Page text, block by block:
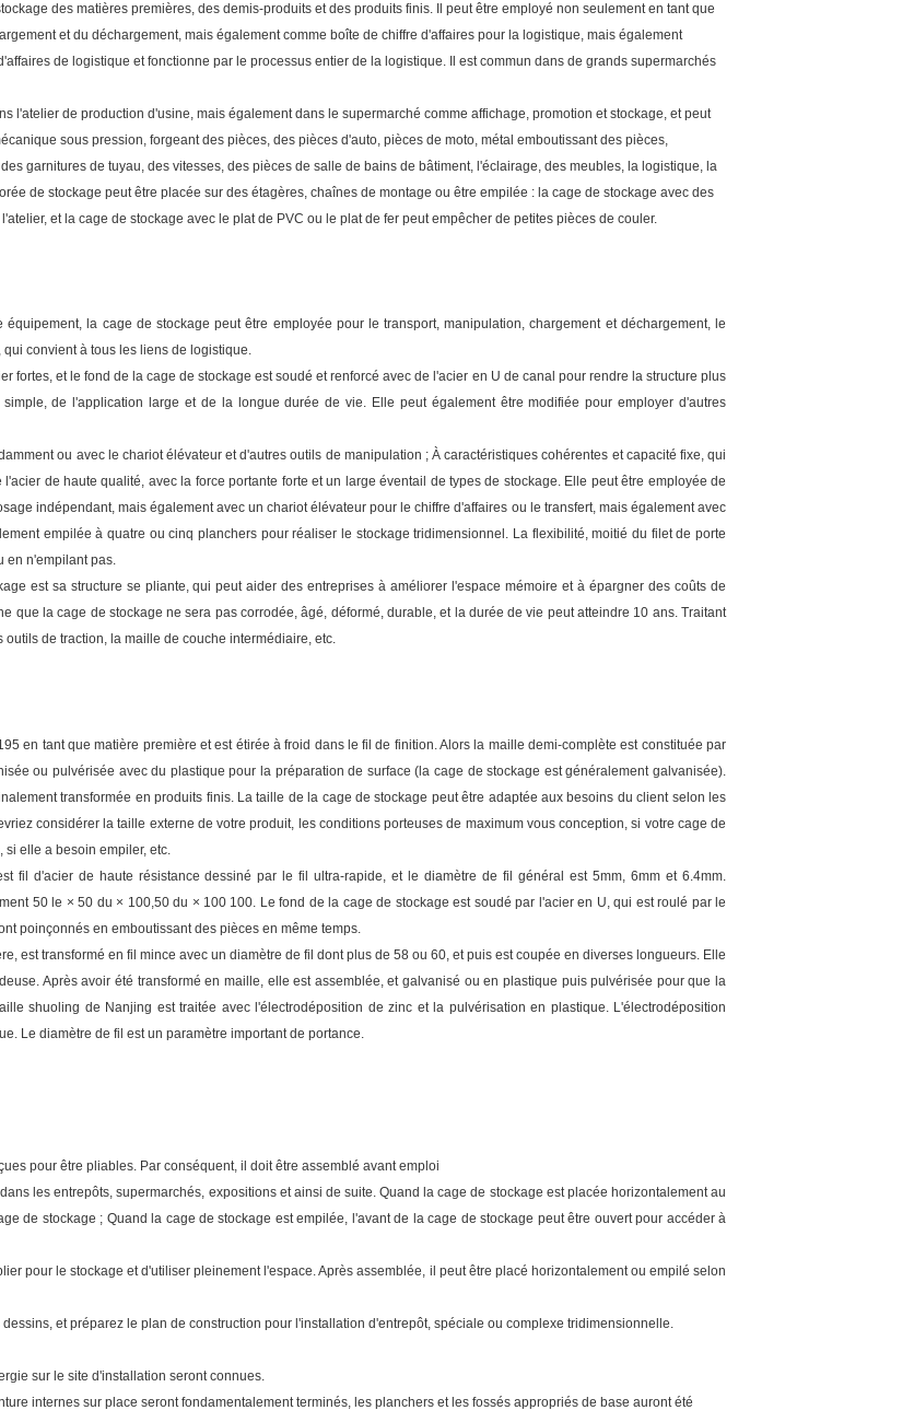
des matières premières, des demis-produits et des produits finis. Il peut être employé non seulement en tant que
et du déchargement, mais également comme boîte de chiffre d'affaires pour la logistique, mais également
de logistique et fonctionne par le processus entier de la logistique. Il est commun dans de grands supermarchés
l'atelier de production d'usine, mais également dans le supermarché comme affichage, promotion et stockage, et peut
sous pression, forgeant des pièces, des pièces d'auto, pièces de moto, métal emboutissant des pièces,
garnitures de tuyau, des vitesses, des pièces de salle de bains de bâtiment, l'éclairage, des meubles, la logistique, la
de stockage peut être placée sur des étagères, chaînes de montage ou être empilée : la cage de stockage avec des
et la cage de stockage avec le plat de PVC ou le plat de fer peut empêcher de petites pièces de couler.
la cage de stockage peut être employée pour le transport, manipulation, chargement et déchargement, le
convient à tous les liens de logistique.
fortes, et le fond de la cage de stockage est soudé et renforcé avec de l'acier en U de canal pour rendre la structure plus
de l'application large et de la longue durée de vie. Elle peut également être modifiée pour employer d'autres
ou avec le chariot élévateur et d'autres outils de manipulation ; À caractéristiques cohérentes et capacité fixe, qui
de haute qualité, avec la force portante forte et un large éventail de types de stockage. Elle peut être employée de
indépendant, mais également avec un chariot élévateur pour le chiffre d'affaires ou le transfert, mais également avec
empilée à quatre ou cinq planchers pour réaliser le stockage tridimensionnel. La flexibilité, moitié du filet de porte
en n'empilant pas.
est sa structure se pliante, qui peut aider des entreprises à améliorer l'espace mémoire et à épargner des coûts de
que la cage de stockage ne sera pas corrodée, âgé, déformé, durable, et la durée de vie peut atteindre 10 ans. Traitant
de traction, la maille de couche intermédiaire, etc.
en tant que matière première et est étirée à froid dans le fil de finition. Alors la maille demi-complète est constituée par
ou pulvérisée avec du plastique pour la préparation de surface (la cage de stockage est généralement galvanisée).
transformée en produits finis. La taille de la cage de stockage peut être adaptée aux besoins du client selon les
considérer la taille externe de votre produit, les conditions porteuses de maximum vous conception, si votre cage de
si elle a besoin empiler, etc.
fil d'acier de haute résistance dessiné par le fil ultra-rapide, et le diamètre de fil général est 5mm, 6mm et 6.4mm.
50 le × 50 du × 100,50 du × 100 100. Le fond de la cage de stockage est soudé par l'acier en U, qui est roulé par le
poinçonnés en emboutissant des pièces en même temps.
est transformé en fil mince avec un diamètre de fil dont plus de 58 ou 60, et puis est coupée en diverses longueurs. Elle
Après avoir été transformé en maille, elle est assemblée, et galvanisé ou en plastique puis pulvérisée pour que la
shuoling de Nanjing est traitée avec l'électrodéposition de zinc et la pulvérisation en plastique. L'électrodéposition
Le diamètre de fil est un paramètre important de portance.
pour être pliables. Par conséquent, il doit être assemblé avant emploi
les entrepôts, supermarchés, expositions et ainsi de suite. Quand la cage de stockage est placée horizontalement au
de stockage ; Quand la cage de stockage est empilée, l'avant de la cage de stockage peut être ouvert pour accéder à
pour le stockage et d'utiliser pleinement l'espace. Après assemblée, il peut être placé horizontalement ou empilé selon
et préparez le plan de construction pour l'installation d'entrepôt, spéciale ou complexe tridimensionnelle.
sur le site d'installation seront connues.
internes sur place seront fondamentalement terminés, les planchers et les fossés appropriés de base auront été